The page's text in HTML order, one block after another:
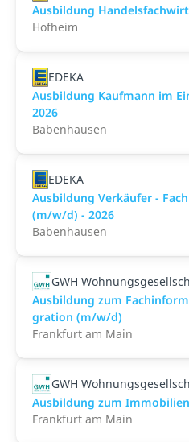
Ausbildung
Hofheim
EDEKA
Ausbildung Kaufmann im
2026
Babenhausen
EDEKA
Ausbildung Verkäufer -
(m/w/d) - 2026
Babenhausen
GWH
Aus­bil­dung zum
gra­ti­on (m/w/d)
Frankfurt am Main
GWH
Ausbildung zum
Frankfurt am Main